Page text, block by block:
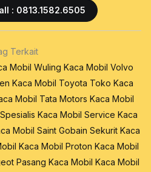
: 0813.1582.6505
Terkait
Mobil Wuling Kaca Mobil Volvo
Kaca Mobil Toyota Toko Kaca
Mobil Tata Motors Kaca Mobil
Spesialis Kaca Mobil Service Kaca
Mobil Saint Gobain Sekurit Kaca
Kaca Mobil Proton Kaca Mobil
Pasang Kaca Mobil Kaca Mobil